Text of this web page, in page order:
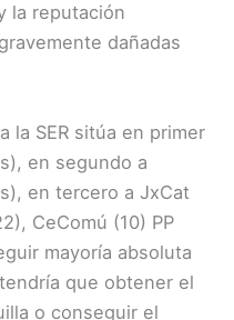
la reputación
dañadas
la SER sitúa en primer
en segundo a
en tercero a JxCat
CeComú (10) PP
mayoría absoluta
que obtener el
o conseguir el